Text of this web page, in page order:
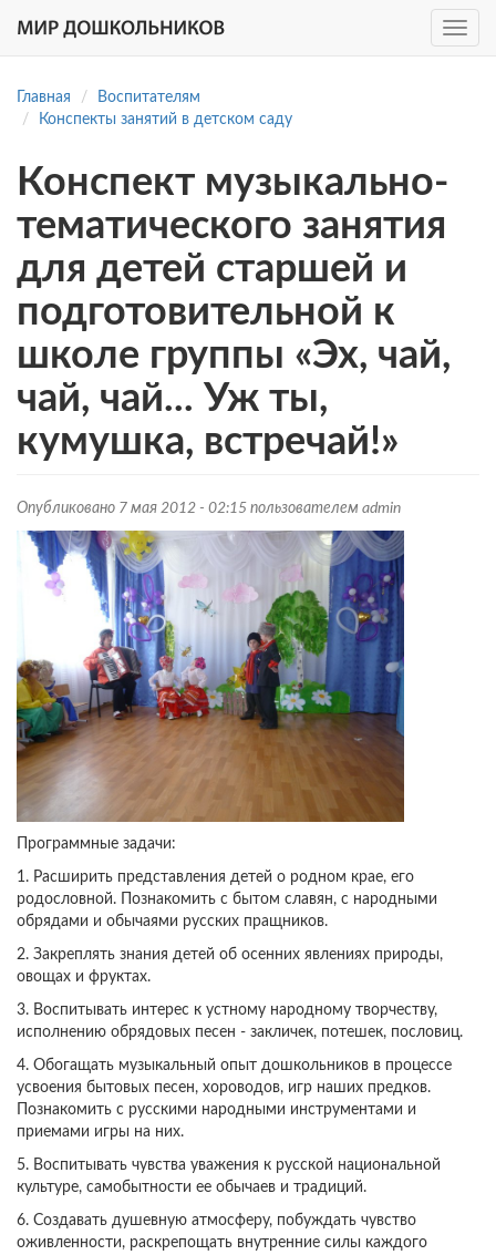
основному
Toggle
Главная
Воспитателям
Конспекты занятий в детском саду
Конспект музыкально-
тематического занятия
для детей старшей и
подготовительной к
школе группы «Эх, чай,
чай, чай... Уж ты,
кумушка, встречай!»
Опубликовано 7 мая 2012 - 02:15 пользователем admin
Программные задачи:
1. Расширить представления детей о родном крае, его
родословной. Познакомить с бытом славян, с народными
обрядами и обычаями русских пращников.
2. Закреплять знания детей об осенних явлениях природы,
овощах и фруктах.
3. Воспитывать интерес к устному народному творчеству,
исполнению обрядовых песен - закличек, потешек, пословиц.
4. Обогащать музыкальный опыт дошкольников в процессе
усвоения бытовых песен, хороводов, игр наших предков.
Познакомить с русскими народными инструментами и
приемами игры на них.
5. Воспитывать чувства уважения к русской национальной
культуре, самобытности ее обычаев и традиций.
6. Создавать душевную атмосферу, побуждать чувство
оживленности, раскрепощать внутренние силы каждого